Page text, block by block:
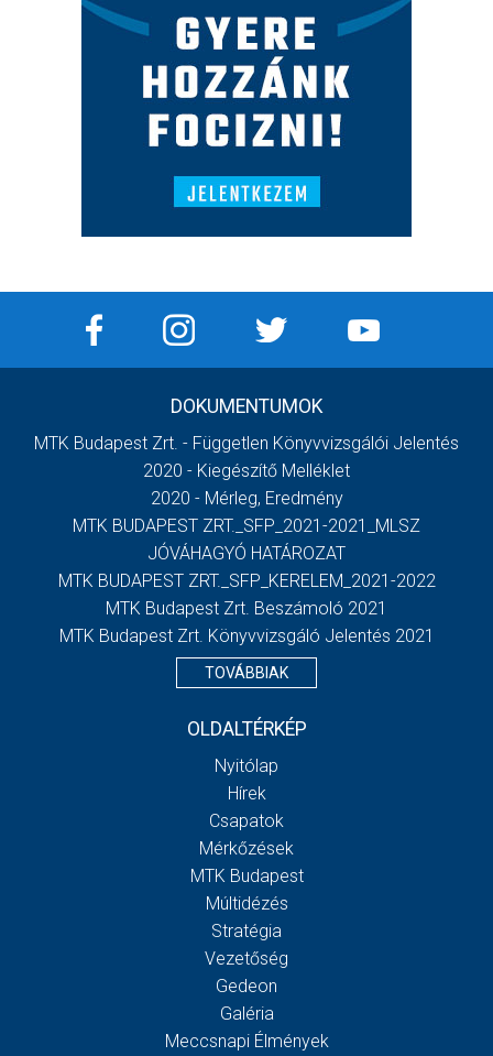
DOKUMENTUMOK
MTK Budapest Zrt. - Független Könyvvizsgálói Jelentés
2020 - Kiegészítő Melléklet
2020 - Mérleg, Eredmény
MTK BUDAPEST ZRT._SFP_2021-2021_MLSZ
JÓVÁHAGYÓ HATÁROZAT
MTK BUDAPEST ZRT._SFP_KERELEM_2021-2022
MTK Budapest Zrt. Beszámoló 2021
MTK Budapest Zrt. Könyvvizsgáló Jelentés 2021
TOVÁBBIAK
OLDALTÉRKÉP
Nyitólap
Hírek
Csapatok
Mérkőzések
MTK Budapest
Múltidézés
Stratégia
Vezetőség
Gedeon
Galéria
Meccsnapi Élmények